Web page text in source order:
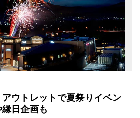
ウトレットで夏祭りイベン
日企画も